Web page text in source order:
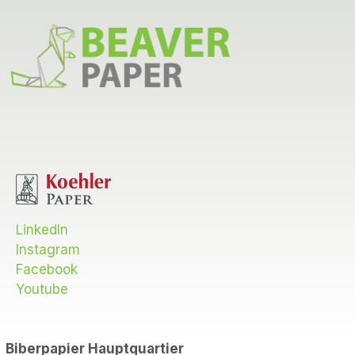
LinkedIn
Instagram
Facebook
Youtube
Biberpapier Hauptquartier